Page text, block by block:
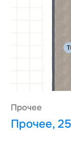
Прочее
Прочее,